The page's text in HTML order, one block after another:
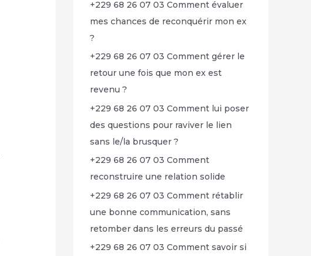
+229 68 26 07 03 Comment évaluer
mes chances de reconquérir mon ex
?
+229 68 26 07 03 Comment gérer le
retour une fois que mon ex est
revenu ?
+229 68 26 07 03 Comment lui poser
des questions pour raviver le lien
sans le/la brusquer ?
+229 68 26 07 03 Comment
reconstruire une relation solide
+229 68 26 07 03 Comment rétablir
une bonne communication, sans
retomber dans les erreurs du passé
+229 68 26 07 03 Comment savoir si